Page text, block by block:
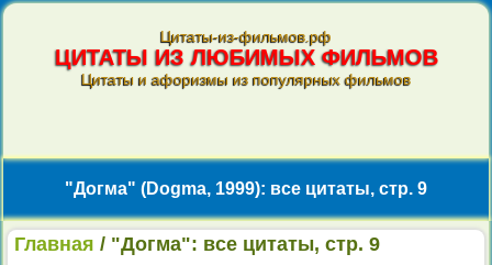
Цитаты-из-фильмов.рф
ЦИТАТЫ ИЗ ЛЮБИМЫХ ФИЛЬМОВ
Цитаты и афоризмы из популярных фильмов
"Догма" (Dogma, 1999): все цитаты, стр. 9
Главная / "Догма": все цитаты, стр. 9